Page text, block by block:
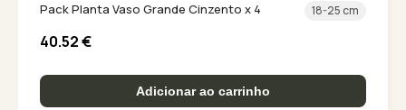
Pack Planta Vaso Grande Cinzento x 4 18-25 cm
40.52€
Adicionar ao carrinho